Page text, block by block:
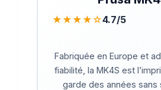
★★★★☆4.7/5
Fabriquée en Europe et
fiabilité, la MK4S est
garde des années sans